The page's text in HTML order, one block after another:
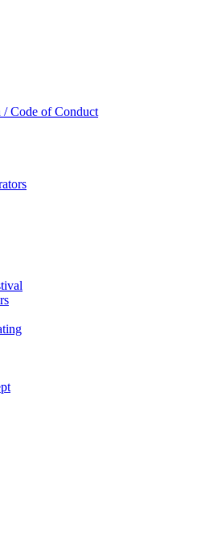
sam’ kulture //
of 'do-it-
– Makerspace
/ Code of Conduct